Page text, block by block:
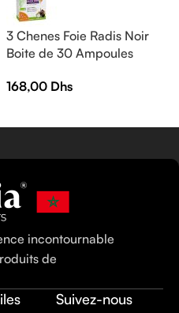
3 Chenes Foie Radis Noir
Boite de 30 Ampoules
168,00 Dhs
incontournable
de
Suivez-nous